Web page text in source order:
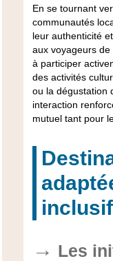
En se tournant
communautés
leur authenticité
aux voyageurs
à participer
des activités
ou la dégustation
interaction
mutuel tant pour
Les